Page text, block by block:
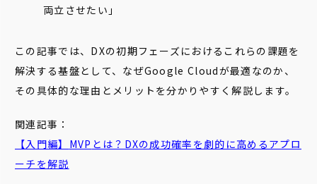
両立させたい」
この記事では、DXの初期フェーズにおけるこれらの課題を
解決する基盤として、なぜGoogle Cloudが最適なのか、
その具体的な理由とメリットを分かりやすく解説します。
関連記事：
【入門編】 MVP とは？DXの成功確率を劇的に高めるアプロ
ーチを解説